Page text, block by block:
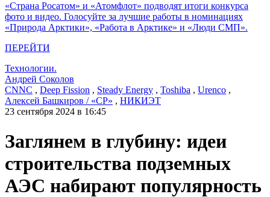
«Страна Росатом» и «Атомфлот» подводят итоги конкурса
фото и видео. Голосуйте за лучшие работы в номинациях
«Природа Арктики», «Работа в Арктике» и «Люди СМП».
ПЕРЕЙТИ
Технологии.
Андрей Соколов
CNNC , Deep Fission , Steady Energy , Toshiba , Urenco ,
Алексей Башкиров / «СР» , НИКИЭТ
23 сентября 2024 в 16:45
Заглянем в глубину: идеи
строительства подземных
АЭС набирают популярность